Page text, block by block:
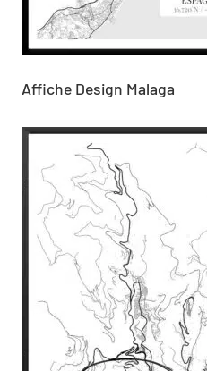
Affiche Design Malaga